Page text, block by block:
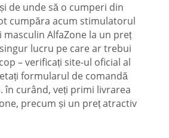
de unde să o cumperi din
cumpăra acum stimulatorul
AlfaZone la un preț
lucru pe care ar trebui
– verificați site-ul oficial al
formularul de comandă
în curând, veți primi livrarea
precum și un preț atractiv